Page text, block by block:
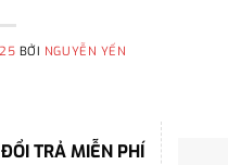
BỞI NGUYỄN YẾN
TRẢ MIỄN PHÍ